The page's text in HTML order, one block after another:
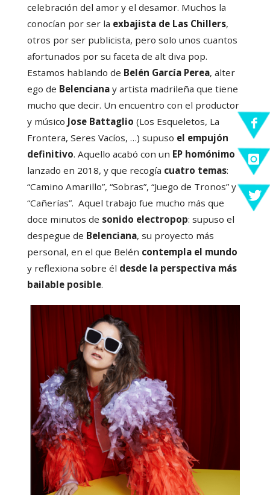
celebración del amor y el desamor. Muchos la
conocían por ser la exbajista de Las Chillers,
otros por ser publicista, pero solo unos cuantos
afortunados por su faceta de alt diva pop.
Estamos hablando de Belén García Perea, alter
ego de Belencianay artista madrileña que tiene
mucho que decir. Un encuentro con el productor
y músico Jose Battaglio (Los Esqueletos, La
Frontera, Seres Vacíos, …) supuso el empujón
definitivo. Aquello acabó con un EP homónimo
lanzado en 2018, y que recogía cuatro temas:
“Camino Amarillo”, “Sobras”, “Juego de Tronos” y
“Cañerías”. Aquel trabajo fue mucho más que
doce minutos de sonido electropop: supuso el
despegue de Belenciana, su proyecto más
personal, en el que Belén contempla el mundo
y reflexiona sobre él desde la perspectiva más
bailable posible.